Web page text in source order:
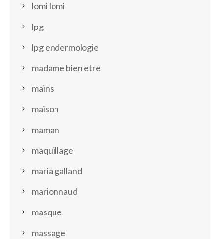
lomi lomi
lpg
lpg endermologie
madame bien etre
mains
maison
maman
maquillage
maria galland
marionnaud
masque
massage